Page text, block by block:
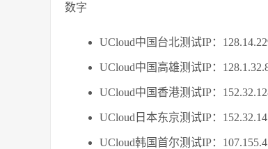
数字
UCloud中国台北测试IP：
UCloud中国高雄测试IP：128.1.32.8
UCloud中国香港测试IP：
UCloud日本东京测试IP：
UCloud韩国首尔测试IP：